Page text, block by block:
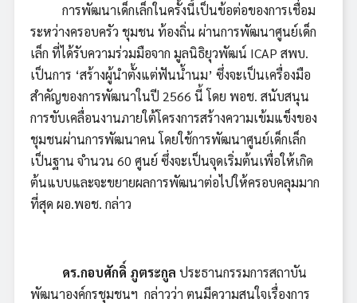
การพัฒนาเด็กเล็กในครั้งนี้เป็นข้อต่อของการเชื่อม
ระหว่างครอบครัว ชุมชน ท้องถิ่น ผ่านการพัฒนาศูนย์เด็ก
เล็ก ที่ได้รับความร่วมมือจาก มูลนิธิยุวพัฒน์ ICAP สพบ.
เป็นการ ‘สร้างผู้นำตั้งแต่ฟันน้ำนม’ ซึ่งจะเป็นเครื่องมือ
สำคัญของการพัฒนาในปี 2566 นี้ โดย พอช. สนับสนุน
การขับเคลื่อนงานภายใต้โครงการสร้างความเข้มแข็งของ
ชุมชนผ่านการพัฒนาคน โดยใช้การพัฒนาศูนย์เด็กเล็ก
เป็นฐาน จำนวน 60 ศูนย์ ซึ่งจะเป็นจุดเริ่มต้นเพื่อให้เกิด
ต้นแบบและจะขยายผลการพัฒนาต่อไปให้ครอบคลุมมาก
ที่สุด ผอ.พอช. กล่าว
ดร.กอบศักดิ์ ภูตระกูล ประธานกรรมการสถาบัน
พัฒนาองค์กรชุมชนฯ กล่าวว่า ตนมีความสนใจเรื่องการ